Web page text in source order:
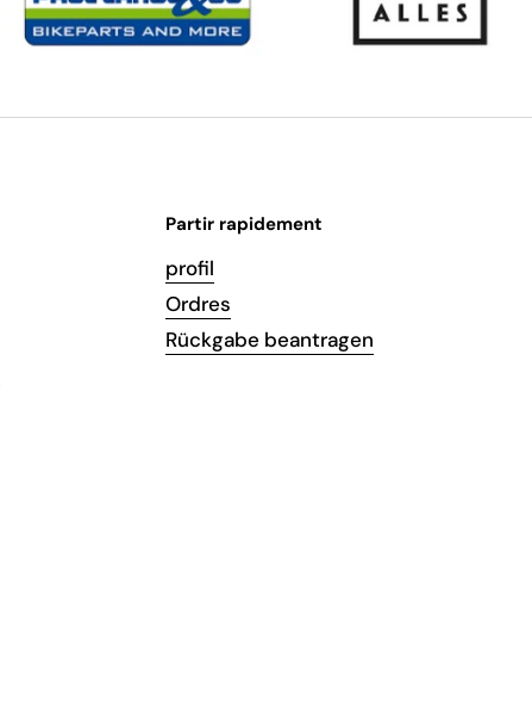
Partir rapidement
profil
Ordres
Rückgabe beantragen